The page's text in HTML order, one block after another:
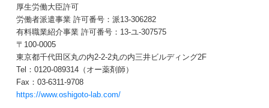
厚生労働大臣許可
労働者派遣事業 許可番号：派13-306282
有料職業紹介事業 許可番号：13-ユ-307575
〒100-0005
東京都千代田区丸の内2-2-2丸の内三井ビルディング2F
Tel：0120-089314（オー薬剤師）
Fax：03-6311-9708
https://www.oshigoto-lab.com/